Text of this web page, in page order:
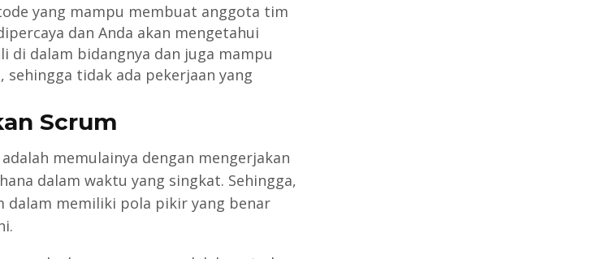
yang mampu membuat anggota tim
dan Anda akan mengetahui
di dalam bidangnya dan juga mampu
sehingga tidak ada pekerjaan yang
Scrum
memulainya dengan mengerjakan
dalam waktu yang singkat. Sehingga,
dalam memiliki pola pikir yang benar